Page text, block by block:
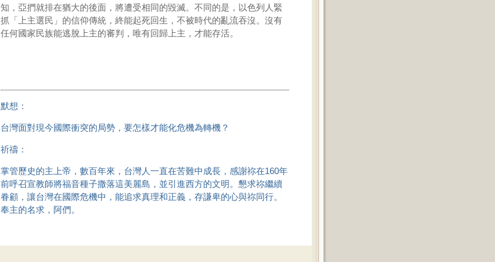
知，亞捫就排在猶大的後面，將遭受相同的毀滅。不同的是，以色列人緊
抓「上主選民」的信仰傳統，終能起死回生，不被時代的亂流吞沒。沒有
任何國家民族能逃脫上主的審判，唯有回歸上主，才能存活。
默想：
台灣面對現今國際衝突的局勢，要怎樣才能化危機為轉機？
祈禱：
掌管歷史的主上帝，數百年來，台灣人一直在苦難中成長，感謝祢在160年
前呼召宣教師將福音種子撒落這美麗島，並引進西方的文明。懇求祢繼續
眷顧，讓台灣在國際危機中，能追求真理和正義，存謙卑的心與祢同行。
奉主的名求，阿們。